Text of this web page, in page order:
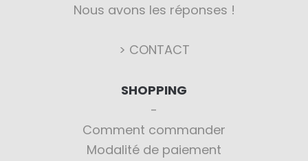
Nous avons les réponses !
> CONTACT
SHOPPING
Comment commander
Modalité de paiement